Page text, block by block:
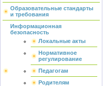
Образовательные стандарты
и требования
Информационная
безопасность
Локальные акты
Нормативное
регулирование
Педагогам
Родителям